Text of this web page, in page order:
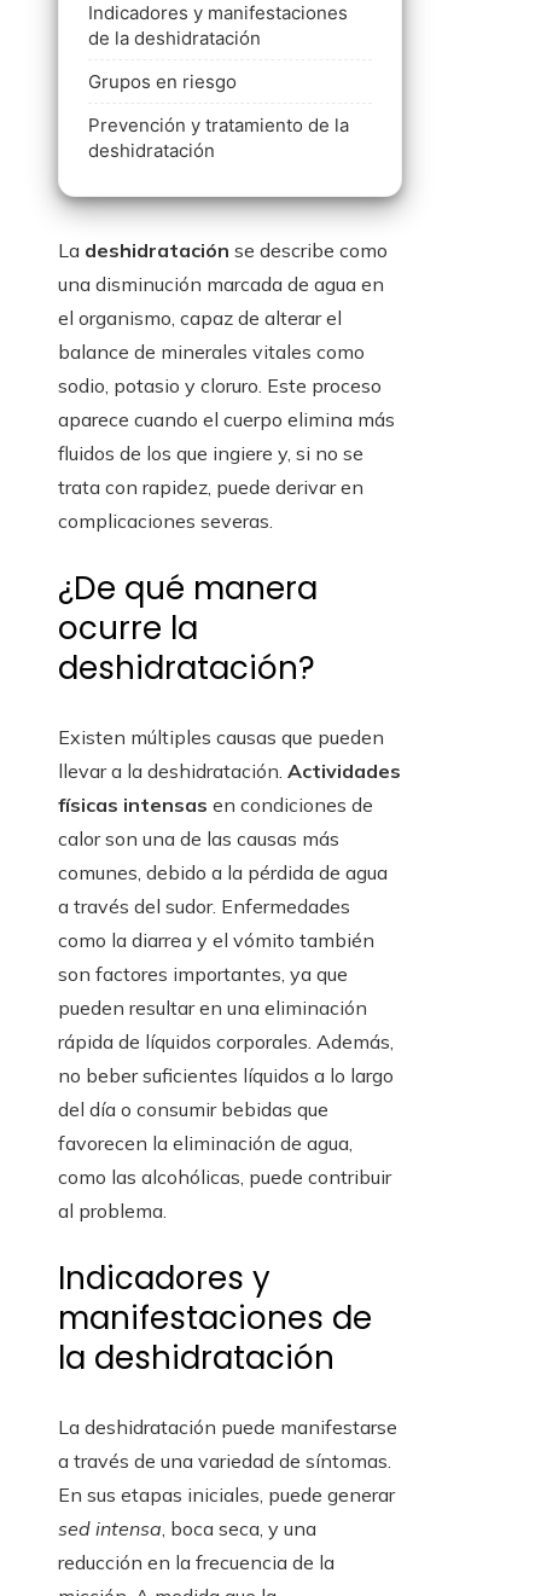
Indicadores y manifestaciones
de la deshidratación
Grupos en riesgo
Prevención y tratamiento de la
deshidratación
La deshidratación se describe como
una disminución marcada de agua en
el organismo, capaz de alterar el
balance de minerales vitales como
sodio, potasio y cloruro. Este proceso
aparece cuando el cuerpo elimina más
fluidos de los que ingiere y, si no se
trata con rapidez, puede derivar en
complicaciones severas.
¿De qué manera
ocurre la
deshidratación?
Existen múltiples causas que pueden
llevar a la deshidratación. Actividades
físicas intensas en condiciones de
calor son una de las causas más
comunes, debido a la pérdida de agua
a través del sudor. Enfermedades
como la diarrea y el vómito también
son factores importantes, ya que
pueden resultar en una eliminación
rápida de líquidos corporales. Además,
no beber suficientes líquidos a lo largo
del día o consumir bebidas que
favorecen la eliminación de agua,
como las alcohólicas, puede contribuir
al problema.
Indicadores y
manifestaciones de
la deshidratación
La deshidratación puede manifestarse
a través de una variedad de síntomas.
En sus etapas iniciales, puede generar
sed intensa, boca seca, y una
reducción en la frecuencia de la